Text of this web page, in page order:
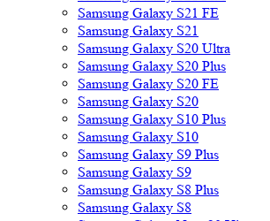
Samsung Galaxy S21 FE
Samsung Galaxy S21
Samsung Galaxy S20 Ultra
Samsung Galaxy S20 Plus
Samsung Galaxy S20 FE
Samsung Galaxy S20
Samsung Galaxy S10 Plus
Samsung Galaxy S10
Samsung Galaxy S9 Plus
Samsung Galaxy S9
Samsung Galaxy S8 Plus
Samsung Galaxy S8